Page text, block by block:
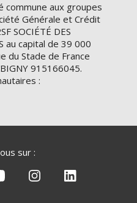
commune aux groupes
Générale et Crédit
SOCIÉTÉ DES
au capital de 39 000
du Stade de France
915166045.
:
sur :